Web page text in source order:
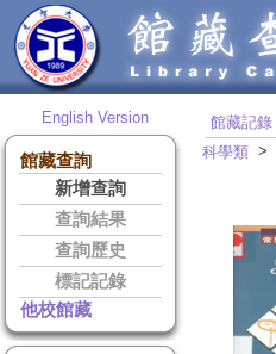
English Version
館藏查詢
新增查詢
查詢結果
查詢歷史
標記記錄
他校館藏
館藏記錄
科學類 >